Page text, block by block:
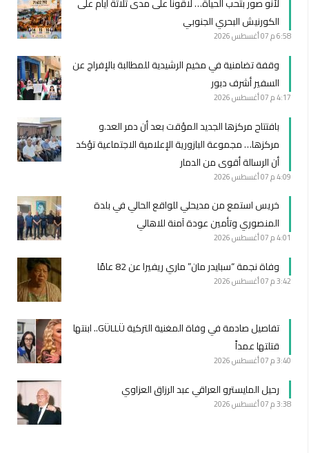
الكورنيش البحري الجنوبي
6:58 م 07 أغسطس 2026
وقفة تضامنية في مخيم الرشيدية للمطالبة بالإفراج عن
السفير أشرف دبور
4:17 م 07 أغسطس 2026
بافتتاح مركزها الجديد المؤقت بعد أن دمر العد.و
مركزها… مجموعة البازورية الإعلامية الاجتماعية تؤكد
أن الرسالة أقوى من الدمار
4:09 م 07 أغسطس 2026
خريس استمع من مديحلي للواقع الحالي في بلدة
المنصوري وتأمين عودة آمنة للاهالي
4:01 م 07 أغسطس 2026
وفاة نجمة “سبايدر مان” ماري ريفيرا عن 82 عامًا
3:42 م 07 أغسطس 2026
تفاصيل صادمة في وفاة المغنية التركية GÜLLÜ.. ابنتها
قتلتها عمداً
3:40 م 07 أغسطس 2026
رحيل المايسترو العراقي عبد الرزاق العزاوي
3:38 م 07 أغسطس 2026